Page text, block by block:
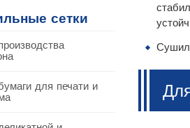
сетки
для печати и